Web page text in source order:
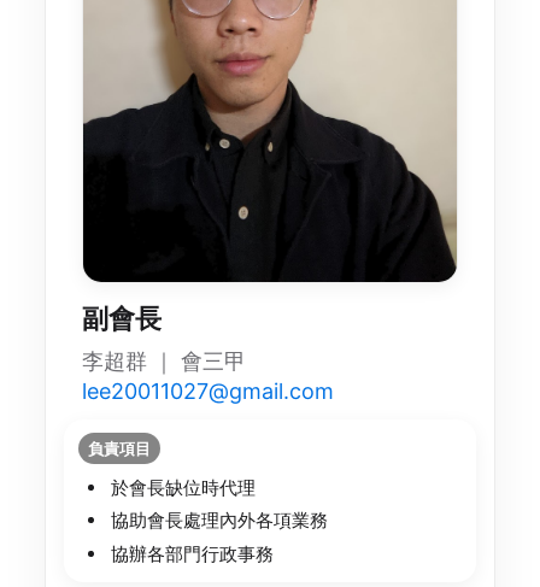
副會長
李超群 ｜ 會三甲
lee20011027@gmail.com
負責項目
於會長缺位時代理
協助會長處理內外各項業務
協辦各部門行政事務